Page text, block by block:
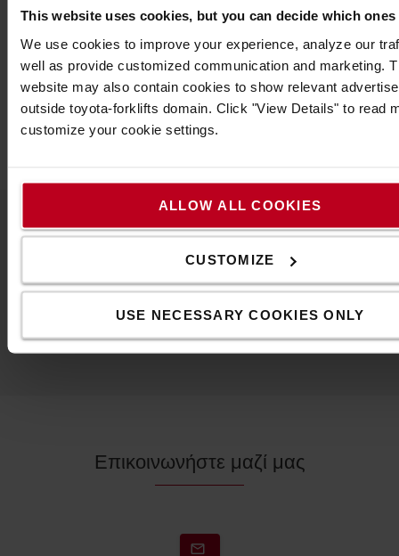
This website uses cookies, but you can decide which ones
We use cookies to improve your experience, analyze our
well as provide customized communication and marketing.
website may also contain cookies to show relevant
outside toyota-forklifts domain. Click "View Details" to read
customize your cookie settings.
ALLOW ALL COOKIES
CUSTOMIZE
USE NECESSARY COOKIES ONLY
Πρότυπα: CE, RoHS
Βάρος :320 γρ.
Ύψος: 10 εκ.
Πλάτος:13 εκ.
Μήκος:13 εκ.
Δημοφιλή αξεσουάρ
ΔΕΊΤΕ ΌΛΑ ΤΑ ΑΞΕΣΟΥΆΡ
Επικοινωνήστε μαζί μας